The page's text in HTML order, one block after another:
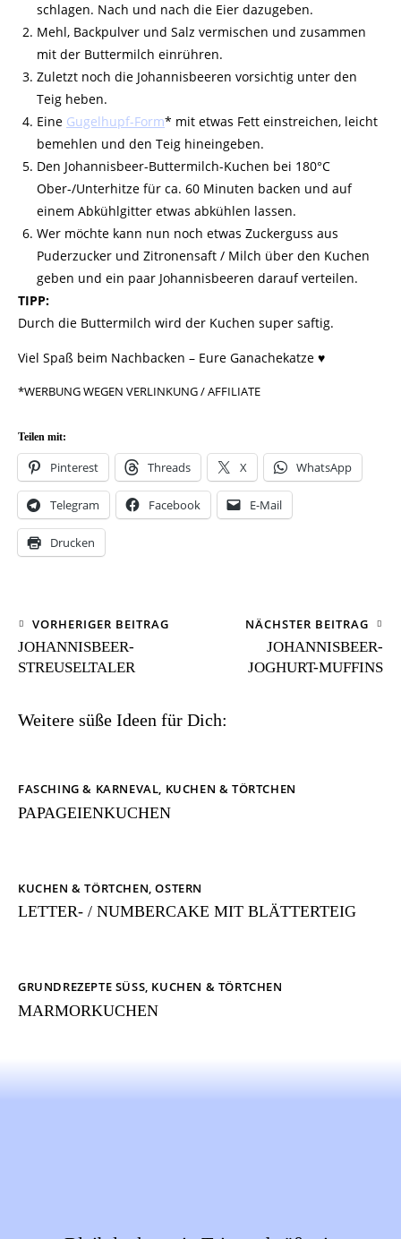
schlagen. Nach und nach die Eier dazugeben.
Mehl, Backpulver und Salz vermischen und zusammen
mit der Buttermilch einrühren.
Zuletzt noch die Johannisbeeren vorsichtig unter den
Teig heben.
Eine Gugelhupf-Form* mit etwas Fett einstreichen, leicht
bemehlen und den Teig hineingeben.
Den Johannisbeer-Buttermilch-Kuchen bei 180°C
Ober-/Unterhitze für ca. 60 Minuten backen und auf
einem Abkühlgitter etwas abkühlen lassen.
Wer möchte kann nun noch etwas Zuckerguss aus
Puderzucker und Zitronensaft / Milch über den Kuchen
geben und ein paar Johannisbeeren darauf verteilen.
TIPP:
Durch die Buttermilch wird der Kuchen super saftig.
Viel Spaß beim Nachbacken – Eure Ganachekatze ♥
*WERBUNG WEGEN VERLINKUNG / AFFILIATE
Teilen mit:
Pinterest Threads X WhatsApp
Telegram Facebook E-Mail
Drucken
VORHERIGER BEITRAG
JOHANNISBEER-
STREUSELTALER
NÄCHSTER BEITRAG
JOHANNISBEER-
JOGHURT-MUFFINS
Weitere süße Ideen für Dich:
FASCHING & KARNEVAL, KUCHEN & TÖRTCHEN
PAPAGEIENKUCHEN
KUCHEN & TÖRTCHEN ,OSTERN
LETTER- / NUMBERCAKE MIT BLÄTTERTEIG
GRUNDREZEPTE SÜSS , KUCHEN & TÖRTCHEN
MARMORKUCHEN